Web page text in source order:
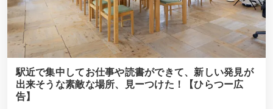
駅近で集中してお仕事や読書ができて、新しい発見が
出来そうな素敵な場所、見ーつけた！【ひらつー広
告】